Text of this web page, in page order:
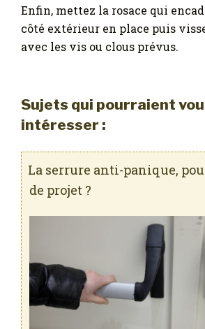
Enfin, mettez la rosace qui
côté extérieur en place puis
avec les vis ou clous prévus.
Sujets qui pourraient
intéresser :
La serrure anti-panique,
de projet ?